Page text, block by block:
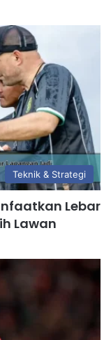
Teknik & Strategi
Lebar
Lawan